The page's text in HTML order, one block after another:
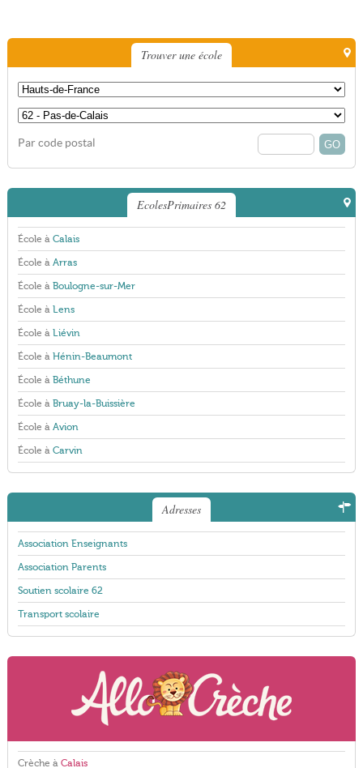
Trouver une école
Par code postal
EcolesPrimaires 62
École à Calais
École à Arras
École à Boulogne-sur-Mer
École à Lens
École à Liévin
École à Hénin-Beaumont
École à Béthune
École à Bruay-la-Buissière
École à Avion
École à Carvin
Adresses
Association Enseignants
Association Parents
Soutien scolaire 62
Transport scolaire
Crèche à Calais